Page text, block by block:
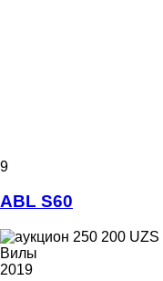
9
ABL S60
250 200 UZS
Вилы
2019